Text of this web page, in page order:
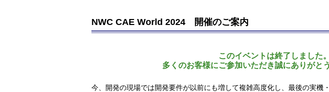
NWC CAE World 2024 開催のご案内
このイベントは終了しました。
多くのお客様にご参加いただき誠にありがと
今、開発の現場では開発要件が以前にも増して複雑高度化し、最後の実機